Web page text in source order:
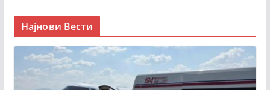
Најнови Вести